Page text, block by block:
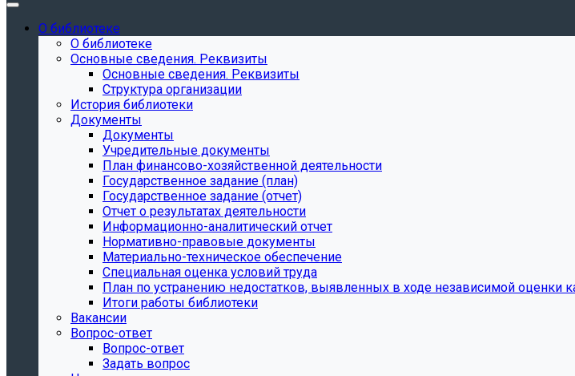
О библиотеке
О библиотеке
Основные сведения. Реквизиты
Основные сведения. Реквизиты
Структура организации
История библиотеки
Документы
Документы
Учредительные документы
План финансово-хозяйственной деятельности
Государственное задание (план)
Государственное задание (отчет)
Отчет о результатах деятельности
Информационно-аналитический отчет
Нормативно-правовые документы
Материально-техническое обеспечение
Специальная оценка условий труда
План по устранению недостатков, выявленных в ходе независимой оценки
Итоги работы библиотеки
Вакансии
Вопрос-ответ
Вопрос-ответ
Задать вопрос